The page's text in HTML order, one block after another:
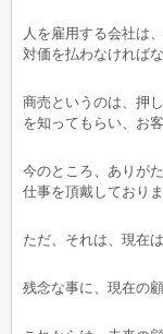
人を雇用する会社は
対価を払わなければ
商売というのは、押
を知ってもらい、お
今のところ、ありが
仕事を頂戴しておりま
ただ、それは、現在
残念な事に、現在の